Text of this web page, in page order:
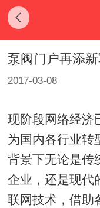
泵阀门户再添
2017-03-08
现阶段网络经济
为国内各行业转
背景下无论是传
企业，还是现代
联网技术，借助